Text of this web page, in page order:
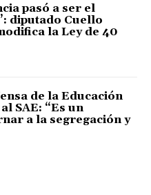
pasó a ser el
diputado Cuello
la Ley de 40
de la Educación
SAE: “Es un
a la segregación y